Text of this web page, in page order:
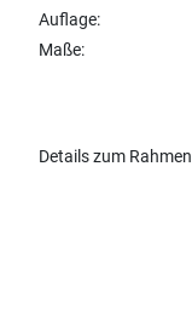
Auflage
Maße
Details zum Rahmen